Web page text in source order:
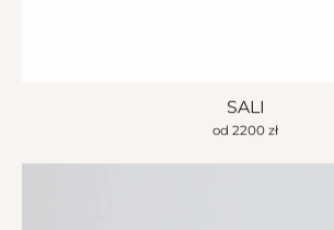
SALI
od 2200 zł